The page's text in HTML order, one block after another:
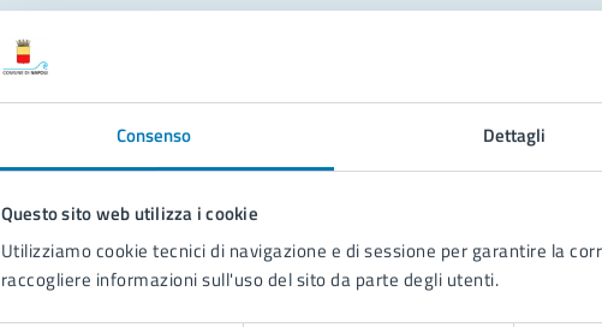
Consenso Dettagli
Questo sito web utilizza i cookie
Utilizziamo cookie tecnici di navigazione e di sessione per garantire la
raccogliere informazioni sull'uso del sito da parte degli utenti.
Problemi in città